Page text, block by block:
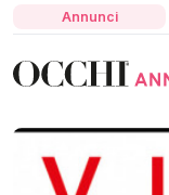
Annunci